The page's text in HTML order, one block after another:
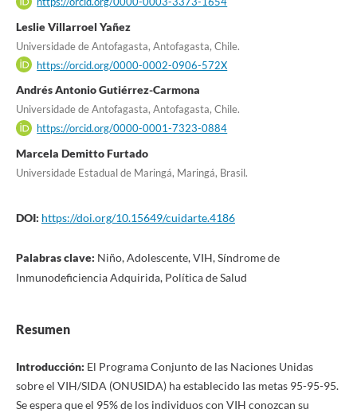
Leslie Villarroel Yañez
Universidade de Antofagasta, Antofagasta, Chile.
https://orcid.org/0000-0002-0906-572X
Andrés Antonio Gutiérrez-Carmona
Universidade de Antofagasta, Antofagasta, Chile.
https://orcid.org/0000-0001-7323-0884
Marcela Demitto Furtado
Universidade Estadual de Maringá, Maringá, Brasil.
DOI: https://doi.org/10.15649/cuidarte.4186
Palabras clave: Niño, Adolescente, VIH, Síndrome de
Inmunodeficiencia Adquirida, Política de Salud
Resumen
Introducción: El Programa Conjunto de las Naciones Unidas
sobre el VIH/SIDA (ONUSIDA) ha establecido las metas 95-95-95.
Se espera que el 95% de los individuos con VIH conozcan su